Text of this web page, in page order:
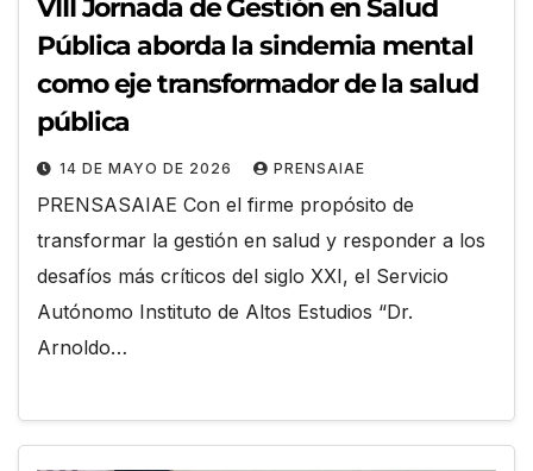
VIII Jornada de Gestión en Salud
Pública aborda la sindemia mental
como eje transformador de la salud
pública
14 DE MAYO DE 2026 PRENSAIAE
PRENSASAIAE Con el firme propósito de
transformar la gestión en salud y responder a los
desafíos más críticos del siglo XXI, el Servicio
Autónomo Instituto de Altos Estudios “Dr.
Arnoldo…